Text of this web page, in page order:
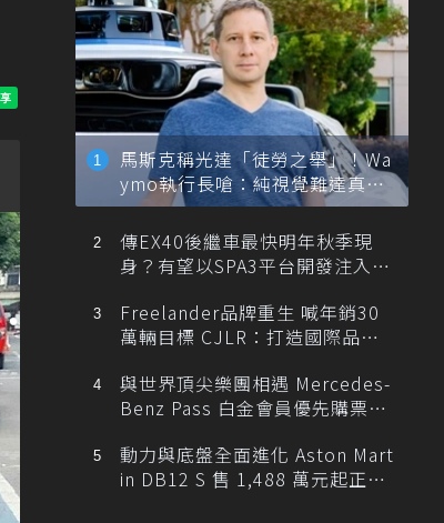
馬斯克稱光達「徒勞之舉」！Wa
ymo執行長嗆：純視覺難達真正
自動駕駛
傳EX40後繼車最快明年秋季現
身？有望以SPA3平台開發注入80
Freelander品牌重生 喊年銷30
萬輛目標 CJLR：打造國際品牌
與世界頂尖樂團相遇 Mercedes-
Benz Pass 白金會員優先購票維
動力與底盤全面進化 Aston Mart
in DB12 S 售 1,488 萬元起正式